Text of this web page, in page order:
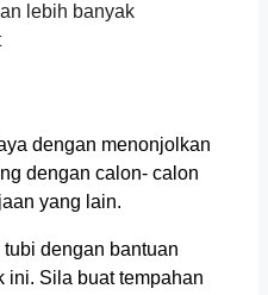
lebih banyak
dengan menonjolkan
dengan calon- calon
yang lain.
dengan bantuan
ini. Sila buat tempahan